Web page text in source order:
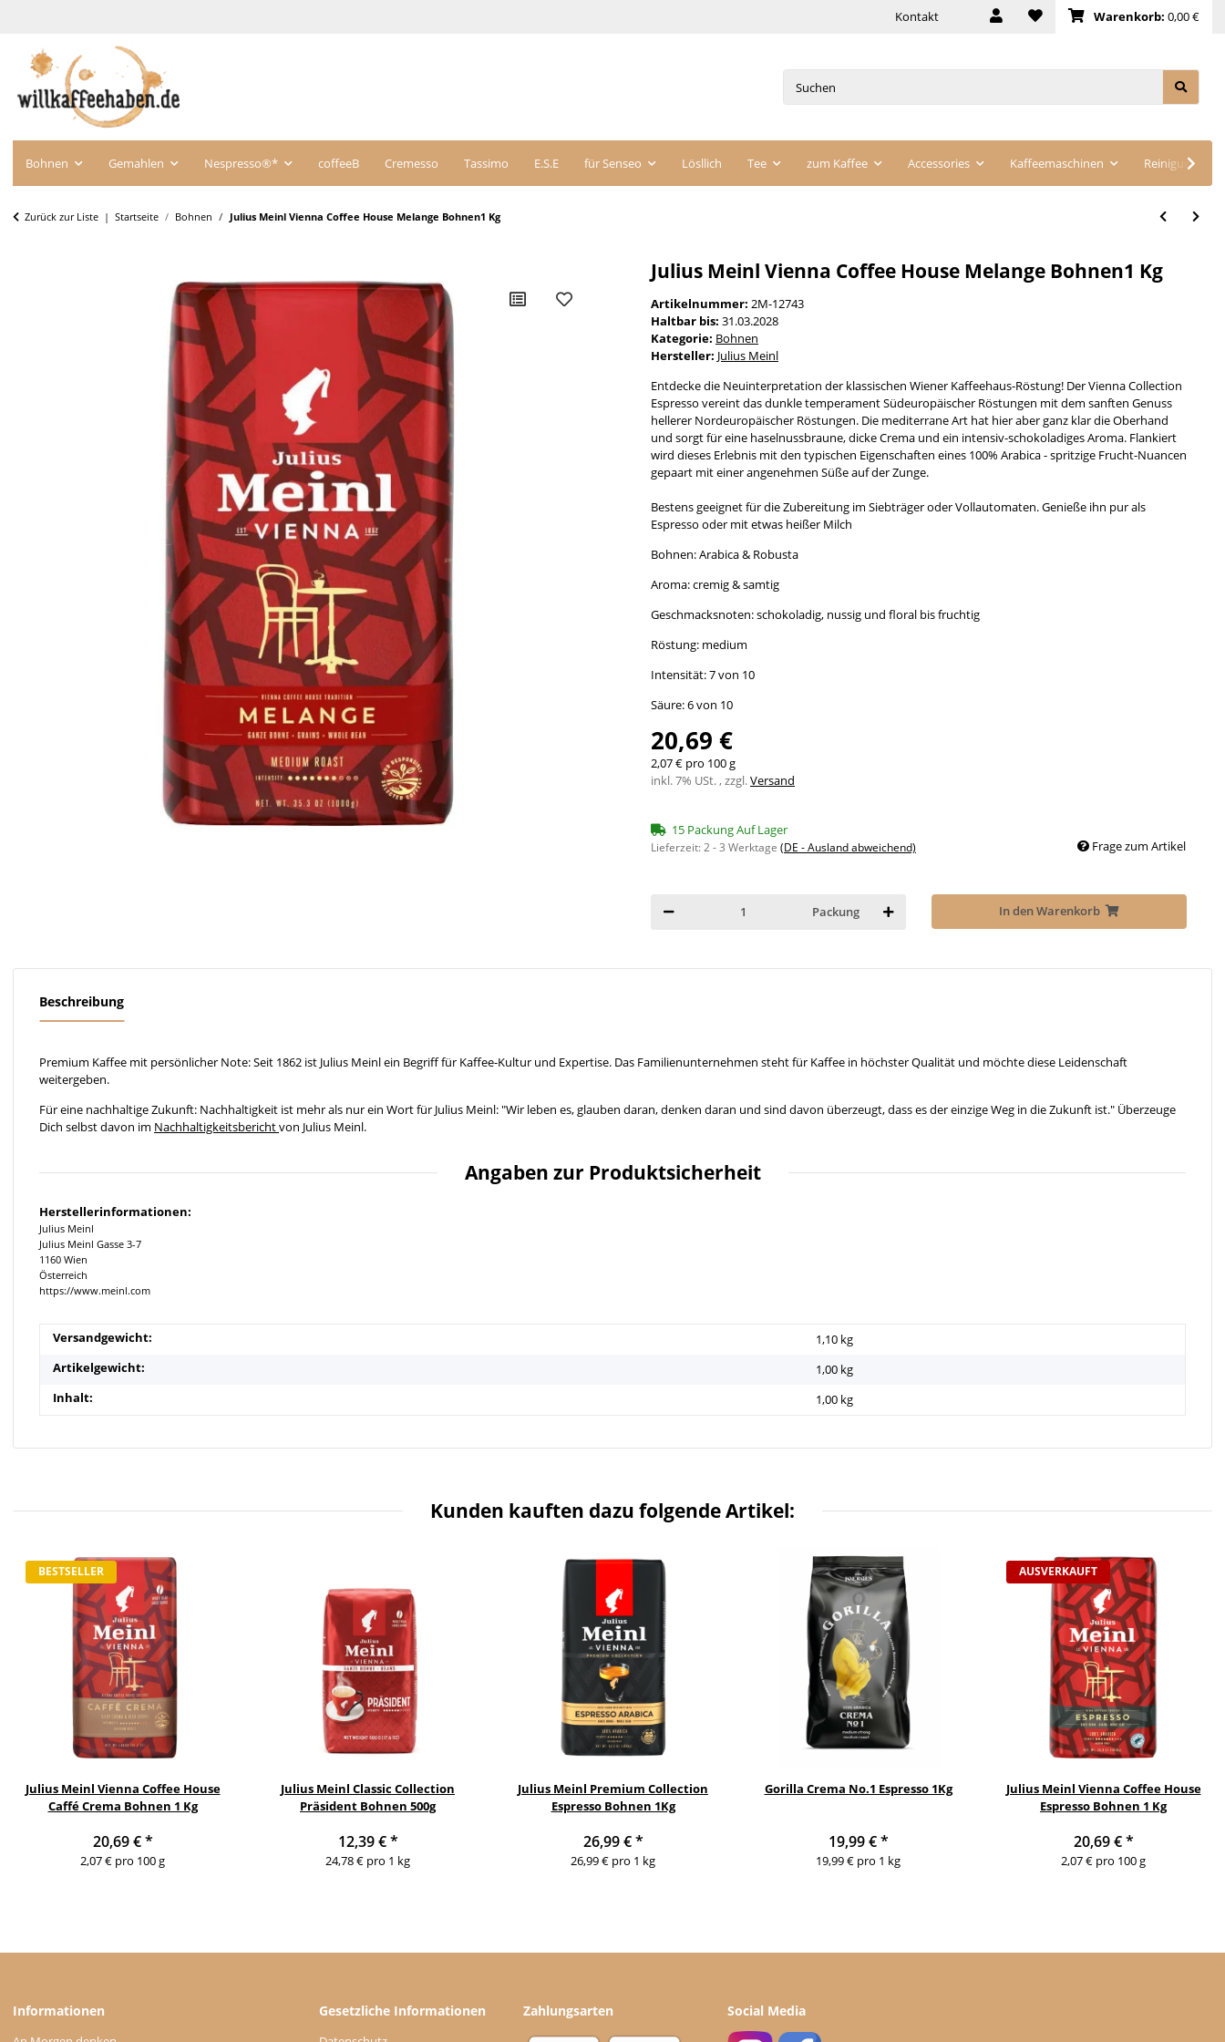
Kontakt Warenkorb: 0,00 €
Bohnen Gemahlen Nespresso®* coffeeB Cremesso Tassimo E.S.E für Senseo Lösllich Tee zum Kaffee Accessories Kaffeemaschinen Reinigung
Zurück zur Liste Startseite Bohnen Julius Meinl Vienna Coffee House Melange Bohnen1 Kg
Julius Meinl Vienna Coffee House Melange Bohnen1 Kg
Artikelnummer: 2M-12743
Haltbar bis: 31.03.2028
Kategorie: Bohnen
Hersteller: Julius Meinl
Entdecke die Neuinterpretation der klassischen Wiener Kaffeehaus-Röstung! Der Vienna Collection
Espresso vereint das dunkle temperament Südeuropäischer Röstungen mit dem sanften Genuss
hellerer Nordeuropäischer Röstungen. Die mediterrane Art hat hier aber ganz klar die Oberhand
und sorgt für eine haselnussbraune, dicke Crema und ein intensiv-schokoladiges Aroma. Flankiert
wird dieses Erlebnis mit den typischen Eigenschaften eines 100% Arabica - spritzige Frucht-Nuancen
gepaart mit einer angenehmen Süße auf der Zunge.
Bestens geeignet für die Zubereitung im Siebträger oder Vollautomaten. Genieße ihn pur als
Espresso oder mit etwas heißer Milch
Bohnen: Arabica & Robusta
Aroma: cremig & samtig
Geschmacksnoten: schokoladig, nussig und floral bis fruchtig
Röstung: medium
Intensität: 7 von 10
Säure: 6 von 10
20,69 €
2,07 € pro 100 g
inkl. 7% USt. , zzgl.Versand
15 Packung Auf Lager
Lieferzeit:2 - 3 Werktage (DE - Ausland abweichend) Frage zum Artikel
Packung In den Warenkorb
Beschreibung
Premium Kaffee mit persönlicher Note: Seit 1862 ist Julius Meinl ein Begriff für Kaffee-Kultur und Expertise. Das Familienunternehmen steht für Kaffee in höchster Qualität und möchte diese Leidenschaft
weitergeben.
Für eine nachhaltige Zukunft: Nachhaltigkeit ist mehr als nur ein Wort für Julius Meinl: "Wir leben es, glauben daran, denken daran und sind davon überzeugt, dass es der einzige Weg in die Zukunft ist." Überzeuge
Dich selbst davon im Nachhaltigkeitsberichtvon Julius Meinl.
Angaben zur Produktsicherheit
Herstellerinformationen:
Julius Meinl
Julius Meinl Gasse 3-7
1160 Wien
Österreich
https://www.meinl.com
Versandgewicht:
1,10 kg
Artikelgewicht:
1,00 kg
Inhalt:
1,00 kg
Kunden kauften dazu folgende Artikel:
BESTSELLER
Julius Meinl Vienna Coffee House
Caffé Crema Bohnen 1 Kg
20,69 €*
2,07 € pro 100 g
Julius Meinl Classic Collection
Präsident Bohnen 500g
12,39 €*
24,78 € pro 1 kg
Julius Meinl Premium Collection
Espresso Bohnen 1Kg
26,99 €*
26,99 € pro 1 kg
Gorilla Crema No.1 Espresso 1Kg
19,99 €*
19,99 € pro 1 kg
AUSVERKAUFT
Julius Meinl Vienna Coffee House
Espresso Bohnen 1 Kg
20,69 €*
2,07 € pro 100 g
Informationen Gesetzliche Informationen Zahlungsarten Social Media